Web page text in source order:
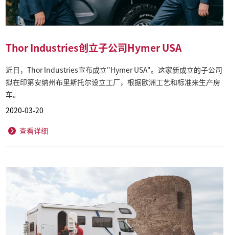
Thor Industries创立子公司Hymer USA
近日，Thor Industries宣布成立"Hymer USA"。这家新成立的子公司
拟在印第安纳州布里斯托尔设立工厂，根据欧洲工艺和标准来生产房
车。
2020-03-20
查看详细